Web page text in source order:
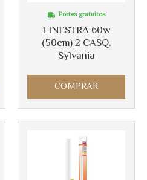
LINESTRA 60w
(50cm) 2 CASQ.
Sylvania
Portes gratuitos
COMPRAR
Más info